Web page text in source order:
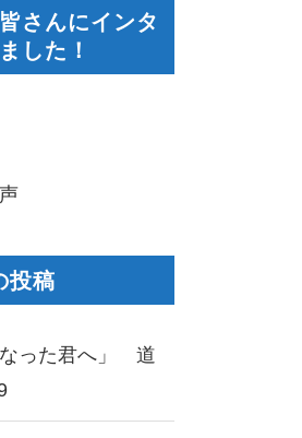
さんにインタ
した！
投稿
なった君へ」 道